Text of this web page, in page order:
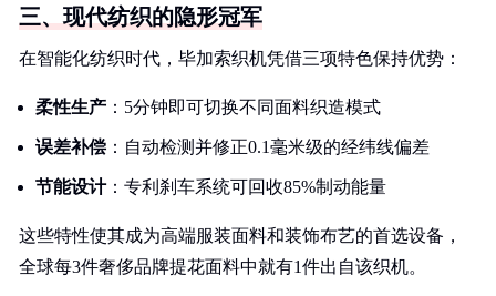
三、现代纺织的隐形冠军
在智能化纺织时代，毕加索织机凭借三项特色保持优势：
柔性生产 ：5分钟即可切换不同面料织造模式
误差补偿 ：自动检测并修正0.1毫米级的经纬线偏差
节能设计：专利刹车系统可回收85%制动能量
这些特性使其成为高端服装面料和装饰布艺的首选设备，
全球每3件奢侈品牌提花面料中就有1件出自该织机。